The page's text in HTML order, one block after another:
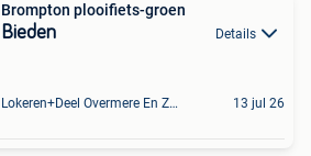
Brompton plooifiets-groen
Bieden Details
Lokeren+Deel Overmere En Zele 13 jul 26